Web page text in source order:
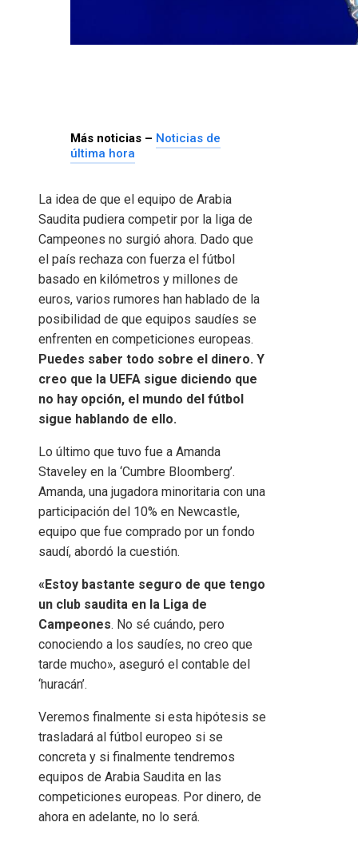
Más noticias – Noticias de
última hora
La idea de que el equipo de Arabia
Saudita pudiera competir por la liga de
Campeones no surgió ahora. Dado que
el país rechaza con fuerza el fútbol
basado en kilómetros y millones de
euros, varios rumores han hablado de la
posibilidad de que equipos saudíes se
enfrenten en competiciones europeas.
Puedes saber todo sobre el dinero. Y
creo que la UEFA sigue diciendo que
no hay opción, el mundo del fútbol
sigue hablando de ello.
Lo último que tuvo fue a Amanda
Staveley en la ‘Cumbre Bloomberg’.
Amanda, una jugadora minoritaria con una
participación del 10% en Newcastle,
equipo que fue comprado por un fondo
saudí, abordó la cuestión.
«Estoy bastante seguro de que tengo
un club saudita en la Liga de
Campeones. No sé cuándo, pero
conociendo a los saudíes, no creo que
tarde mucho», aseguró el contable del
‘huracán’.
Veremos finalmente si esta hipótesis se
trasladará al fútbol europeo si se
concreta y si finalmente tendremos
equipos de Arabia Saudita en las
competiciones europeas. Por dinero, de
ahora en adelante, no lo será.